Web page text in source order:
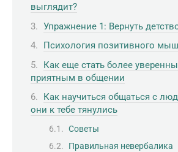
выглядит?
Упражнение 1: Вернуть
Психология позитивного
Как еще стать более
приятным в общении
Как научиться общаться с
они к тебе тянулись
Советы
Правильная невербалика